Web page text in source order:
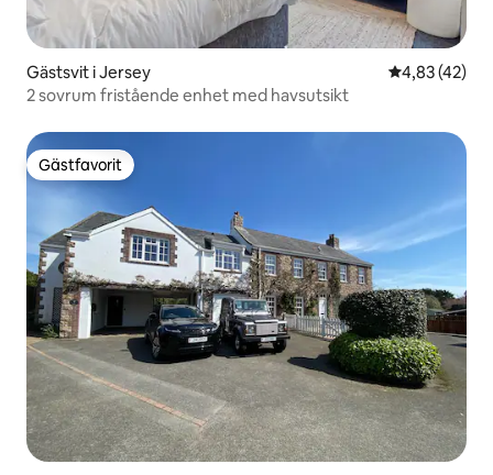
Gästsvit i Jersey 4,83 av 5 i
4,83 (42)
2 sovrum fristående enhet med havsutsikt
Gästfavorit
Gästfavorit